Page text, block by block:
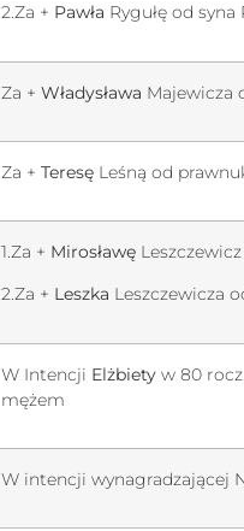
2.Za + Pawła Rygułę od
Za + Władysława Majewicza
Za + Teresę Leśną od
1.Za + Mirosławę
2.Za + Leszka Leszczewicza
W Intencji Elżbiety w 80
mężem
W intencji wynagradzającej